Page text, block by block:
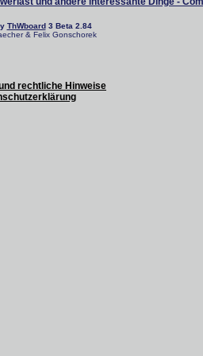
ThWboard3 Beta 2.84
& Felix Gonschorek
rechtliche Hinweise